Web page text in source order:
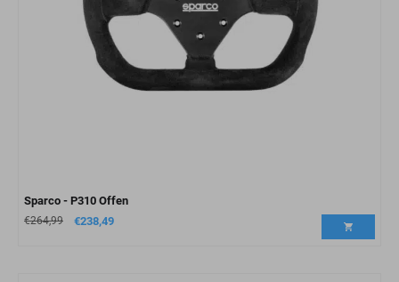
Sparco - P310 Offen
€264,99 €238,49